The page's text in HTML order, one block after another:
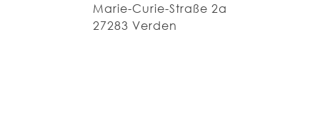
Marie-Curie-Straße 2a
27283 Verden